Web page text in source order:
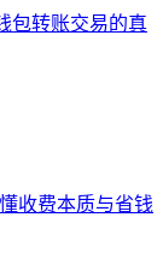
包转账交易的真
收费本质与省钱